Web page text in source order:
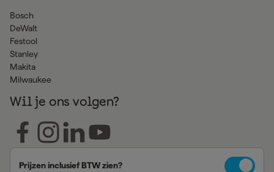
Bosch
DeWalt
Festool
Stanley
Makita
Milwaukee
Wil je ons volgen?
Prijzen inclusief BTW zien?